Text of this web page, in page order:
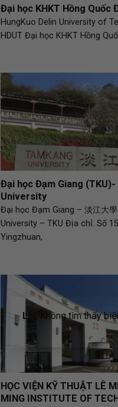
Lỗi: Không tìm thấy
Đại học KHKT Hồng Quốc
HungKuo Delin University of
HDUT Đại học KHKT Hồng
Đại học Đạm Giang (TKU)-
University
Đại học Đạm Giang – 淡江大
University – TKU Địa chỉ: Số
Yingzhuan,
HỌC VIỆN KỸ THUẬT LÊ
MING INSTITUTE OF